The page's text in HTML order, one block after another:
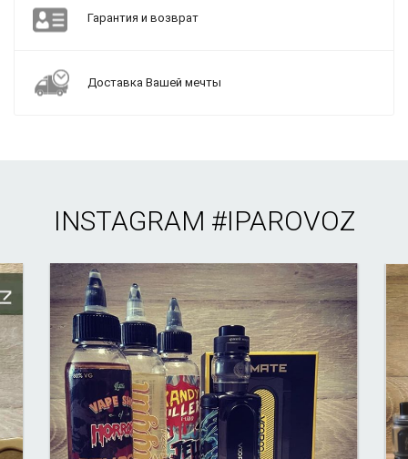
Гарантия и возврат
Доставка Вашей мечты
INSTAGRAM #IPAROVOZ